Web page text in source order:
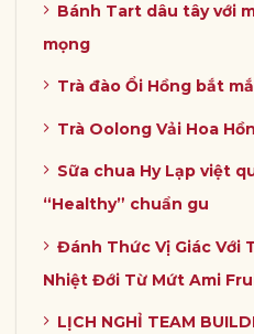
Bánh Tart dâu tây với
mọng
Trà đào Ổi Hồng bắt
Trà Oolong Vải Hoa
Sữa chua Hy Lạp việt
“Healthy” chuẩn gu
Đánh Thức Vị Giác Với
Nhiệt Đới Từ Mứt Ami
LỊCH NGHỈ TEAM